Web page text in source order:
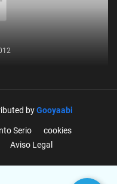
byGooyaabi
Serio
cookies
Aviso Legal